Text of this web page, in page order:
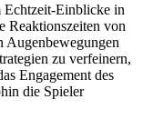
Echtzeit-Einblicke in
Reaktionszeiten von
Augenbewegungen
zu verfeinern,
Engagement des
die Spieler